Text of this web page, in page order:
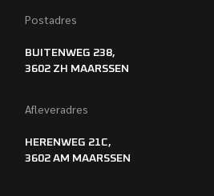
Postadres
BUITENWEG 238,
3602 ZH MAARSSEN
Afleveradres
HERENWEG 21C,
3602 AM MAARSSEN